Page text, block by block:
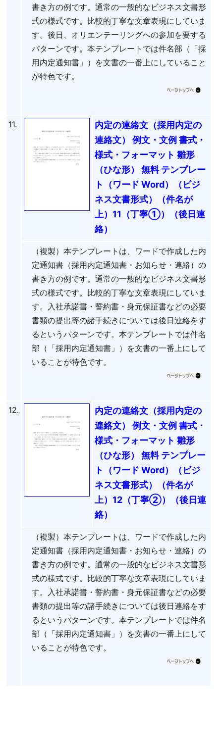
書き方の例です。通常の一般的なビジネス文書形
式の様式です。比較的丁寧な文章表現にしていま
す。後日、オリエンテーリングへの参加を要する
パターンです。本テンプレートでは件名部（「採
用内定通知書」）を文書の一番上にしていること
が特色です。
11.
内定の連絡文（採用内定の
連絡文） 例文・文例 書式・
様式・フォーマット 雛形
（ひな形） 無料 テンプレー
ト（ワード Word）（ビジ
ネス文書形式）（件名が
上）11（丁寧①）（後日連
絡）
（複製）本テンプレートは、ワードで作成した内
定通知書（採用内定通知書・お知らせ・連絡）の
書き方の例です。通常の一般的なビジネス文書形
式の様式です。比較的丁寧な文章表現にしていま
す。入社承諾書・誓約書・身元保証書などの必要
書類の提出等の諸手続きについては後日連絡をす
るというパターンです。本テンプレートでは件名
部（「採用内定通知書」）を文書の一番上にして
いることが特色です。
12.
内定の連絡文（採用内定の
連絡文） 例文・文例 書式・
様式・フォーマット 雛形
（ひな形） 無料 テンプレー
ト（ワード Word）（ビジ
ネス文書形式）（件名が
上）12（丁寧②）（後日連
絡）
（複製）本テンプレートは、ワードで作成した内
定通知書（採用内定通知書・お知らせ・連絡）の
書き方の例です。通常の一般的なビジネス文書形
式の様式です。比較的丁寧な文章表現にしていま
す。入社承諾書・誓約書・身元保証書などの必要
書類の提出等の諸手続きについては後日連絡をす
るというパターンです。本テンプレートでは件名
部（「採用内定通知書」）を文書の一番上にして
いることが特色です。